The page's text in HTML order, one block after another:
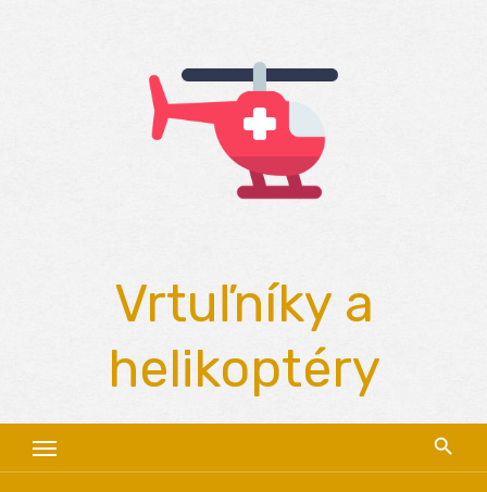
Vrtuľníky a
helikoptéry